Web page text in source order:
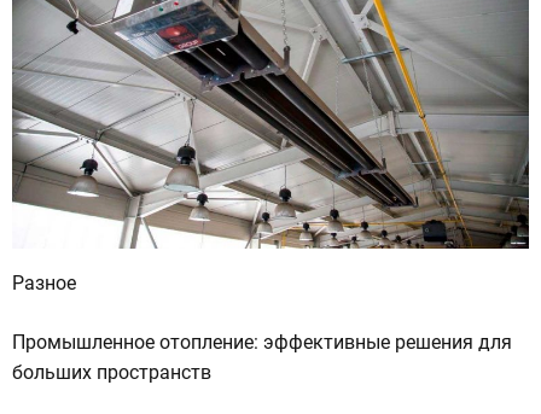
Разное
Промышленное отопление: эффективные решения для
больших пространств